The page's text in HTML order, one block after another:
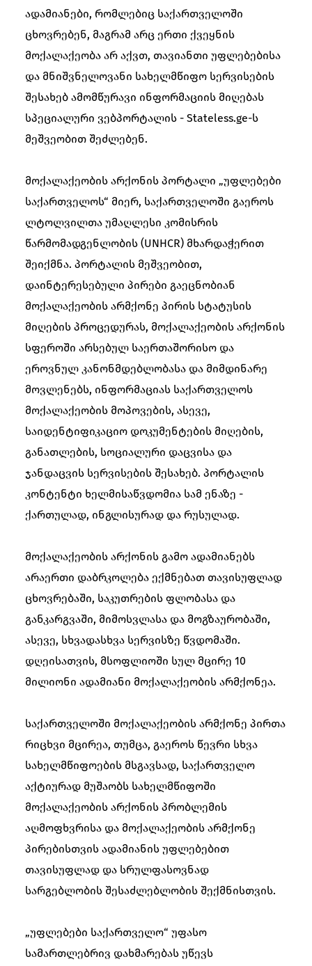
ადამიანები, რომლებიც საქართველოში
ცხოვრებენ, მაგრამ არც ერთი ქვეყნის
მოქალაქეობა არ აქვთ, თავიანთი უფლებებისა
და მნიშვნელოვანი სახელმწიფო სერვისების
შესახებ ამომწურავი ინფორმაციის მიღებას
სპეციალური ვებპორტალის - Stateless.ge-ს
მეშვეობით შეძლებენ.
მოქალაქეობის არქონის პორტალი „უფლებები
საქართველოს“ მიერ, საქართველოში გაეროს
ლტოლვილთა უმაღლესი კომისრის
წარმომადგენლობის (UNHCR) მხარდაჭერით
შეიქმნა. პორტალის მეშვეობით,
დაინტერესებული პირები გაეცნობიან
მოქალაქეობის არმქონე პირის სტატუსის
მიღების პროცედურას, მოქალაქეობის არქონის
სფეროში არსებულ საერთაშორისო და
ეროვნულ კანონმდებლობასა და მიმდინარე
მოვლენებს, ინფორმაციას საქართველოს
მოქალაქეობის მოპოვების, ასევე,
საიდენტიფიკაციო დოკუმენტების მიღების,
განათლების, სოციალური დაცვისა და
ჯანდაცვის სერვისების შესახებ. პორტალის
კონტენტი ხელმისაწვდომია სამ ენაზე -
ქართულად, ინგლისურად და რუსულად.
მოქალაქეობის არქონის გამო ადამიანებს
არაერთი დაბრკოლება ექმნებათ თავისუფლად
ცხოვრებაში, საკუთრების ფლობასა და
განკარგვაში, მიმოსვლასა და მოგზაურობაში,
ასევე, სხვადასხვა სერვისზე წვდომაში.
დღეისათვის, მსოფლიოში სულ მცირე 10
მილიონი ადამიანი მოქალაქეობის არმქონეა.
საქართველოში მოქალაქეობის არმქონე პირთა
რიცხვი მცირეა, თუმცა, გაეროს წევრი სხვა
სახელმწიფოების მსგავსად, საქართველო
აქტიურად მუშაობს სახელმწიფოში
მოქალაქეობის არქონის პრობლემის
აღმოფხვრისა და მოქალაქეობის არმქონე
პირებისთვის ადამიანის უფლებებით
თავისუფლად და სრულფასოვნად
სარგებლობის შესაძლებლობის შექმნისთვის.
„უფლებები საქართველო“ უფასო
სამართლებრივ დახმარებას უწევს